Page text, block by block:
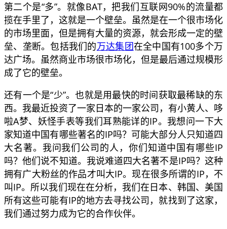
第二个是“多”。就像BAT，把我们互联网90%的流量都
揽在手里了，这就是一个壁垒。虽然是在一个很市场化
的市场里面，但是拥有大量的资源，就会形成一定的壁
垒、垄断。包括我们的万达集团在全中国有100多个万
达广场。虽然商业市场很市场化，但是最后通过规模形
成了它的壁垒。
还有一个是“少”。也就是用最快的时间获取最稀缺的东
西。我最近投资了一家日本的一家公司，有小黄人、哆
啦A梦、妖怪手表等我们耳熟能详的IP。我想问一下大
家知道中国有哪些著名的IP吗？可能大部分人只知道四
大名著。我问我们公司的人，你们知道中国有哪些IP
吗？他们说不知道。我说难道四大名著不是IP吗？这种
拥有广大粉丝的作品才叫大IP。现在很多所谓的IP，不
叫IP。所以我们现在在分析，我们在日本、韩国、美国
所有这些可能有IP的地方去寻找公司，就找到了这家，
我们通过努力成为它的合作伙伴。